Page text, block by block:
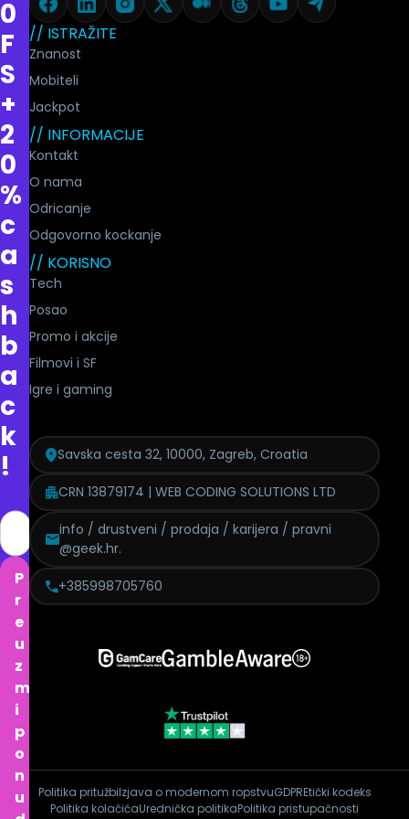
0
F
S
+
2
0
%
c
a
s
h
b
a
c
k
!
P
r
e
u
z
m
i
p
o
n
u
// ISTRAŽITE
Znanost
Mobiteli
Jackpot
// INFORMACIJE
Kontakt
O nama
Odricanje
Odgovorno kockanje
// KORISNO
Tech
Posao
Promo i akcije
Filmovi i SF
Igre i gaming
Savska cesta 32, 10000, Zagreb, Croatia
CRN 13879174 | WEB CODING SOLUTIONS LTD
info / drustveni / prodaja / karijera / pravni
@geek.hr.
+385998705760
Politika pritužbiIzjava o modernom ropstvuGDPREtički kodeks
Politika kolačićaUrednička politikaPolitika pristupačnosti